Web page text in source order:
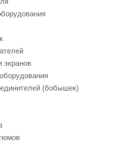
экранов
(бобышек)